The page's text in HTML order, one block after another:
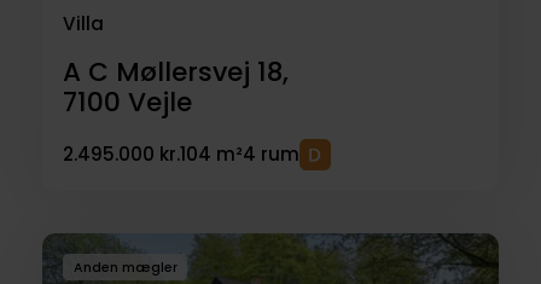
Villa
A C Møllersvej 18,
7100 Vejle
2.495.000 kr.104 m²4 rum
Anden mægler